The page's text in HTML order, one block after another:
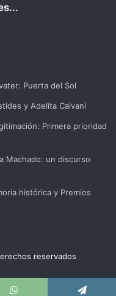
Puerta del Sol
y Adelita Calvani
Primera prioridad
Machado: un discurso
histórica y Premios
reservados